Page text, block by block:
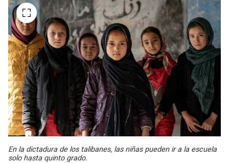
En la dictadura de los talibanes, las niñas pueden ir a la escuela
solo hasta quinto grado.